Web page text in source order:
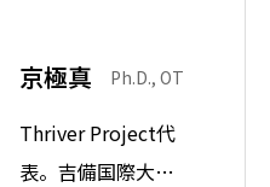
京極真 Ph.D., OT
Thriver Project代
表。吉備国際大学